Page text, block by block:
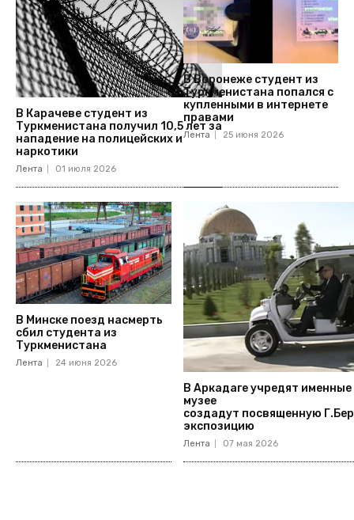
В Карачеве студент из
Туркменистана получил 10,5 лет за
нападение на полицейских и
наркотики
Лента 01 июля 2026
В Воронеже студент из
Туркменистана попался с
купленными в интернете
правами
Лента 25 июня 2026
В Минске поезд насмерть
сбил студента из
Туркменистана
Лента 24 июня 2026
В Аркадаге учредят
музее
создадут посвященную
экспозицию
Лента 07 мая 2026